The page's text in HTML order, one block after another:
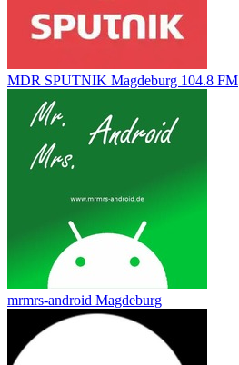
MDR SPUTNIK Magdeburg 104.8 FM
mrmrs-android Magdeburg